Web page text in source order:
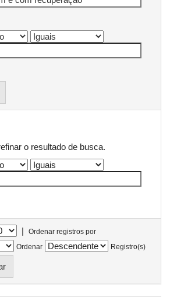
o resultado de busca.
|
Ordenar registros por
Ordenar
Registro(s)